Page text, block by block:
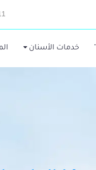
خدمات الأسنان